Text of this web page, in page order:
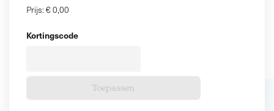
Prijs: € 0,00
Kortingscode